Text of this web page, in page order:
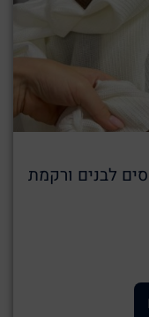
לבנים ורקמת